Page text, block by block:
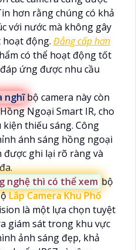
hơn rằng chúng có khả
với nước mà không gây
động. Đẳng cấp hơn
có thể hoạt động tốt
ứng được nhu cầu
nghĩbộ camera này còn
Ngoại Smart IR, cho
thiếu sáng. Công
ánh sáng hồng ngoại
ghi lại rõ ràng và
nghệ thì có thể xem bộ
Lắp Camera Khu Phố
là một lựa chọn tuyệt
giám sát trong khu vực
ảnh sáng đẹp, khả